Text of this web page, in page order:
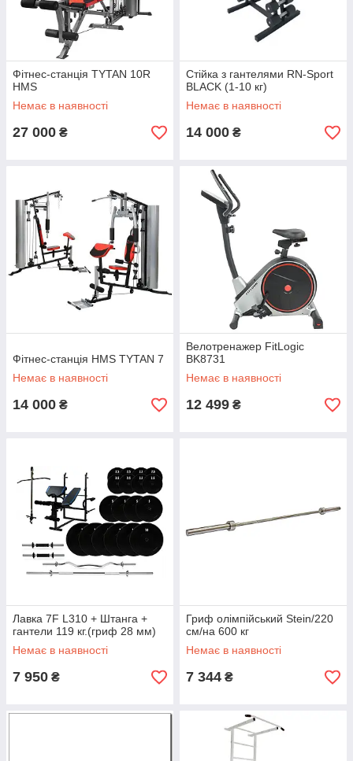
Фітнес-станція TYTAN 10R
HMS
Немає в наявності
27 000 ₴
Стійка з гантелями RN-Sport
BLACK (1-10 кг)
Немає в наявності
14 000 ₴
Фітнес-станція HMS TYTAN 7
Немає в наявності
14 000 ₴
Велотренажер FitLogic
BK8731
Немає в наявності
12 499 ₴
Лавка 7F L310 + Штанга +
гантели 119 кг.(гриф 28 мм)
Немає в наявності
7 950 ₴
Гриф олімпійський Stein/220
см/на 600 кг
Немає в наявності
7 344 ₴